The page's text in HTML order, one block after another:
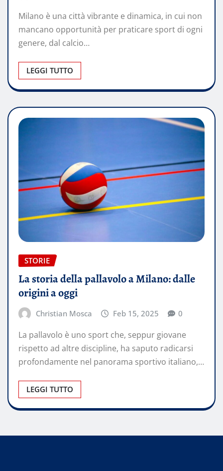
Milano è una città vibrante e dinamica, in cui non
mancano opportunità per praticare sport di ogni
genere, dal calcio…
LEGGI TUTTO
STORIE
La storia della pallavolo a Milano: dalle
origini a oggi
Christian Mosca Feb 15, 2025 0
La pallavolo è uno sport che, seppur giovane
rispetto ad altre discipline, ha saputo radicarsi
profondamente nel panorama sportivo italiano,…
LEGGI TUTTO